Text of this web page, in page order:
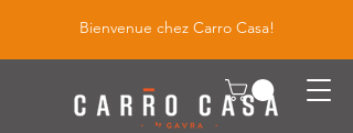
Bienvenue chez Carro Casa!